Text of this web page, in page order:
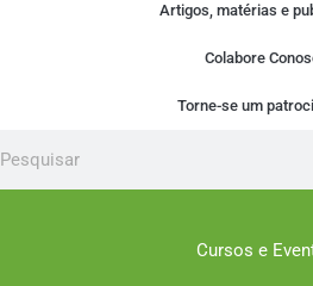
Artigos, matérias e
Colabore
Torne-se um
Cursos e